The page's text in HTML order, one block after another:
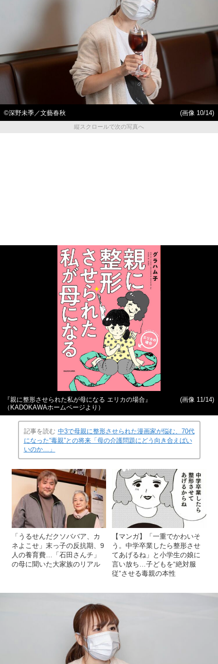
©深野未季／文藝春秋
(画像 10/14)
縦スクロールで次の写真へ
『親に整形させられた私が母になる エリカの場合』
（KADOKAWAホームページより）
(画像 11/14)
記事を読む 中3で母親に整形させられた漫画家が悩む、70代
になった“毒親”との将来「母の介護問題にどう向き合えばい
いのか…」
「うるせんだクソババア、カ
ネよこせ」末っ子の反抗期、9
人の養育費…「石田さんチ」
の母に聞いた大家族のリアル
【マンガ】「一重でかわいそ
う。中学卒業したら整形させ
てあげるね」と小学生の娘に
言い放ち…子どもを“絶対服
従”させる毒親の本性